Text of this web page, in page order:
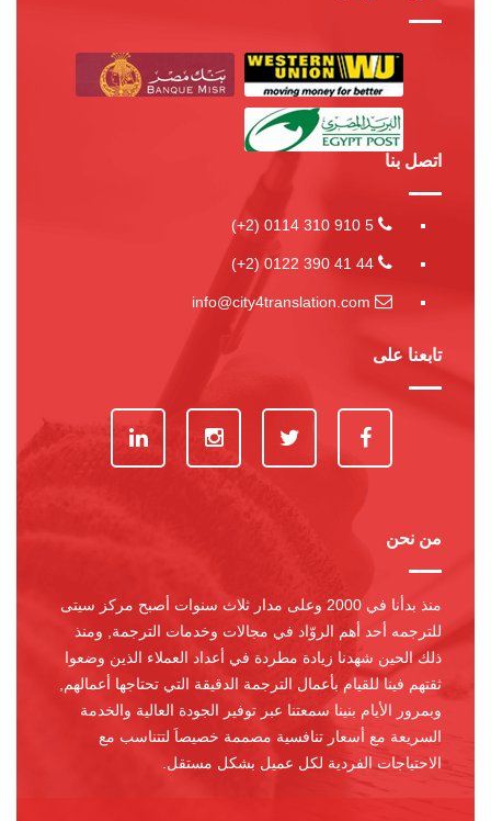
اتصل بنا
info@city4translation.com
تابعنا على
من نحن
منذ بدأنا في 2000 وعلى مدار ثلاث سنوات أصبح مركز سيتى
للترجمه أحد أهم الروّاد في مجالات وخدمات الترجمة, ومنذ
ذلك الحين شهدنا زيادة مطردة في أعداد العملاء الذين وضعوا
ثقتهم فينا للقيام بأعمال الترجمة الدقيقة التي تحتاجها أعمالهم,
وبمرور الأيام بنينا سمعتنا عبر توفير الجودة العالية والخدمة
السريعة مع أسعار تنافسية مصممة خصيصاَ لتتناسب مع
الاحتياجات الفردية لكل عميل بشكل مستقل.